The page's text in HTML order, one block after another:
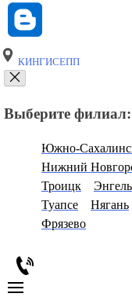
КИНГИСЕПП
Выберите филиал:
Южно-
Нижний
Троицк
Туапсе
Нягань
Фрязево